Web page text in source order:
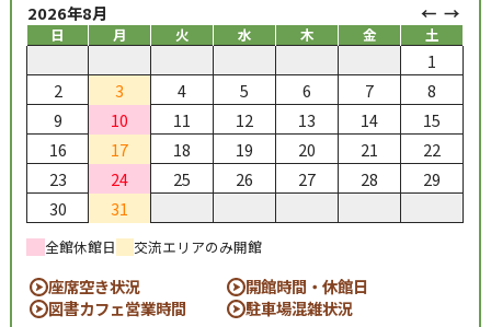
2026年8月
日 月 火 水 木 金 土
1
2
3 4 5 6 7
8
9
10 11 12 13 14
15
16
17 18 19 20 21
22
23
24 25 26 27 28
29
30
31
全館休館日 交流エリアのみ開館
座席空き状況
開館時間・休館日
図書カフェ営業時間
駐車場混雑状況